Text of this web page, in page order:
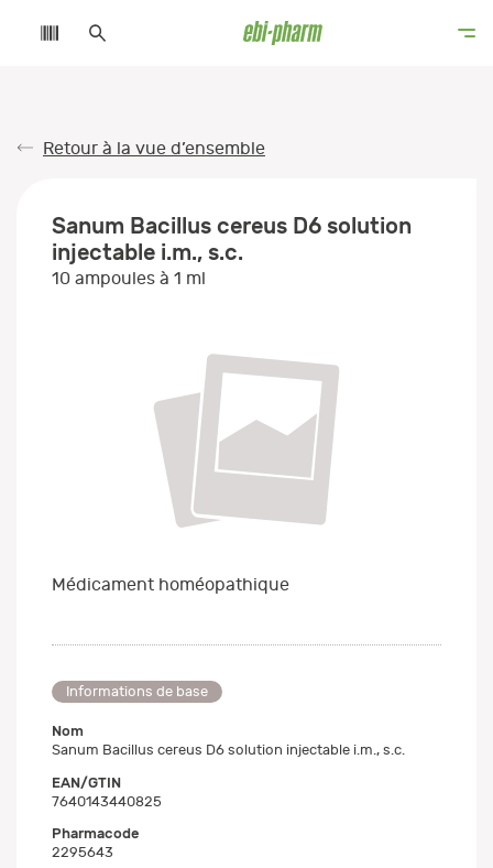
Retour à la vue d’ensemble
Sanum Bacillus cereus D6 solution
injectable i.m., s.c.
10 ampoules à 1 ml
Médicament homéopathique
Informations de base
Nom
Sanum Bacillus cereus D6 solution injectable i.m., s.c.
EAN/GTIN
7640143440825
Pharmacode
2295643